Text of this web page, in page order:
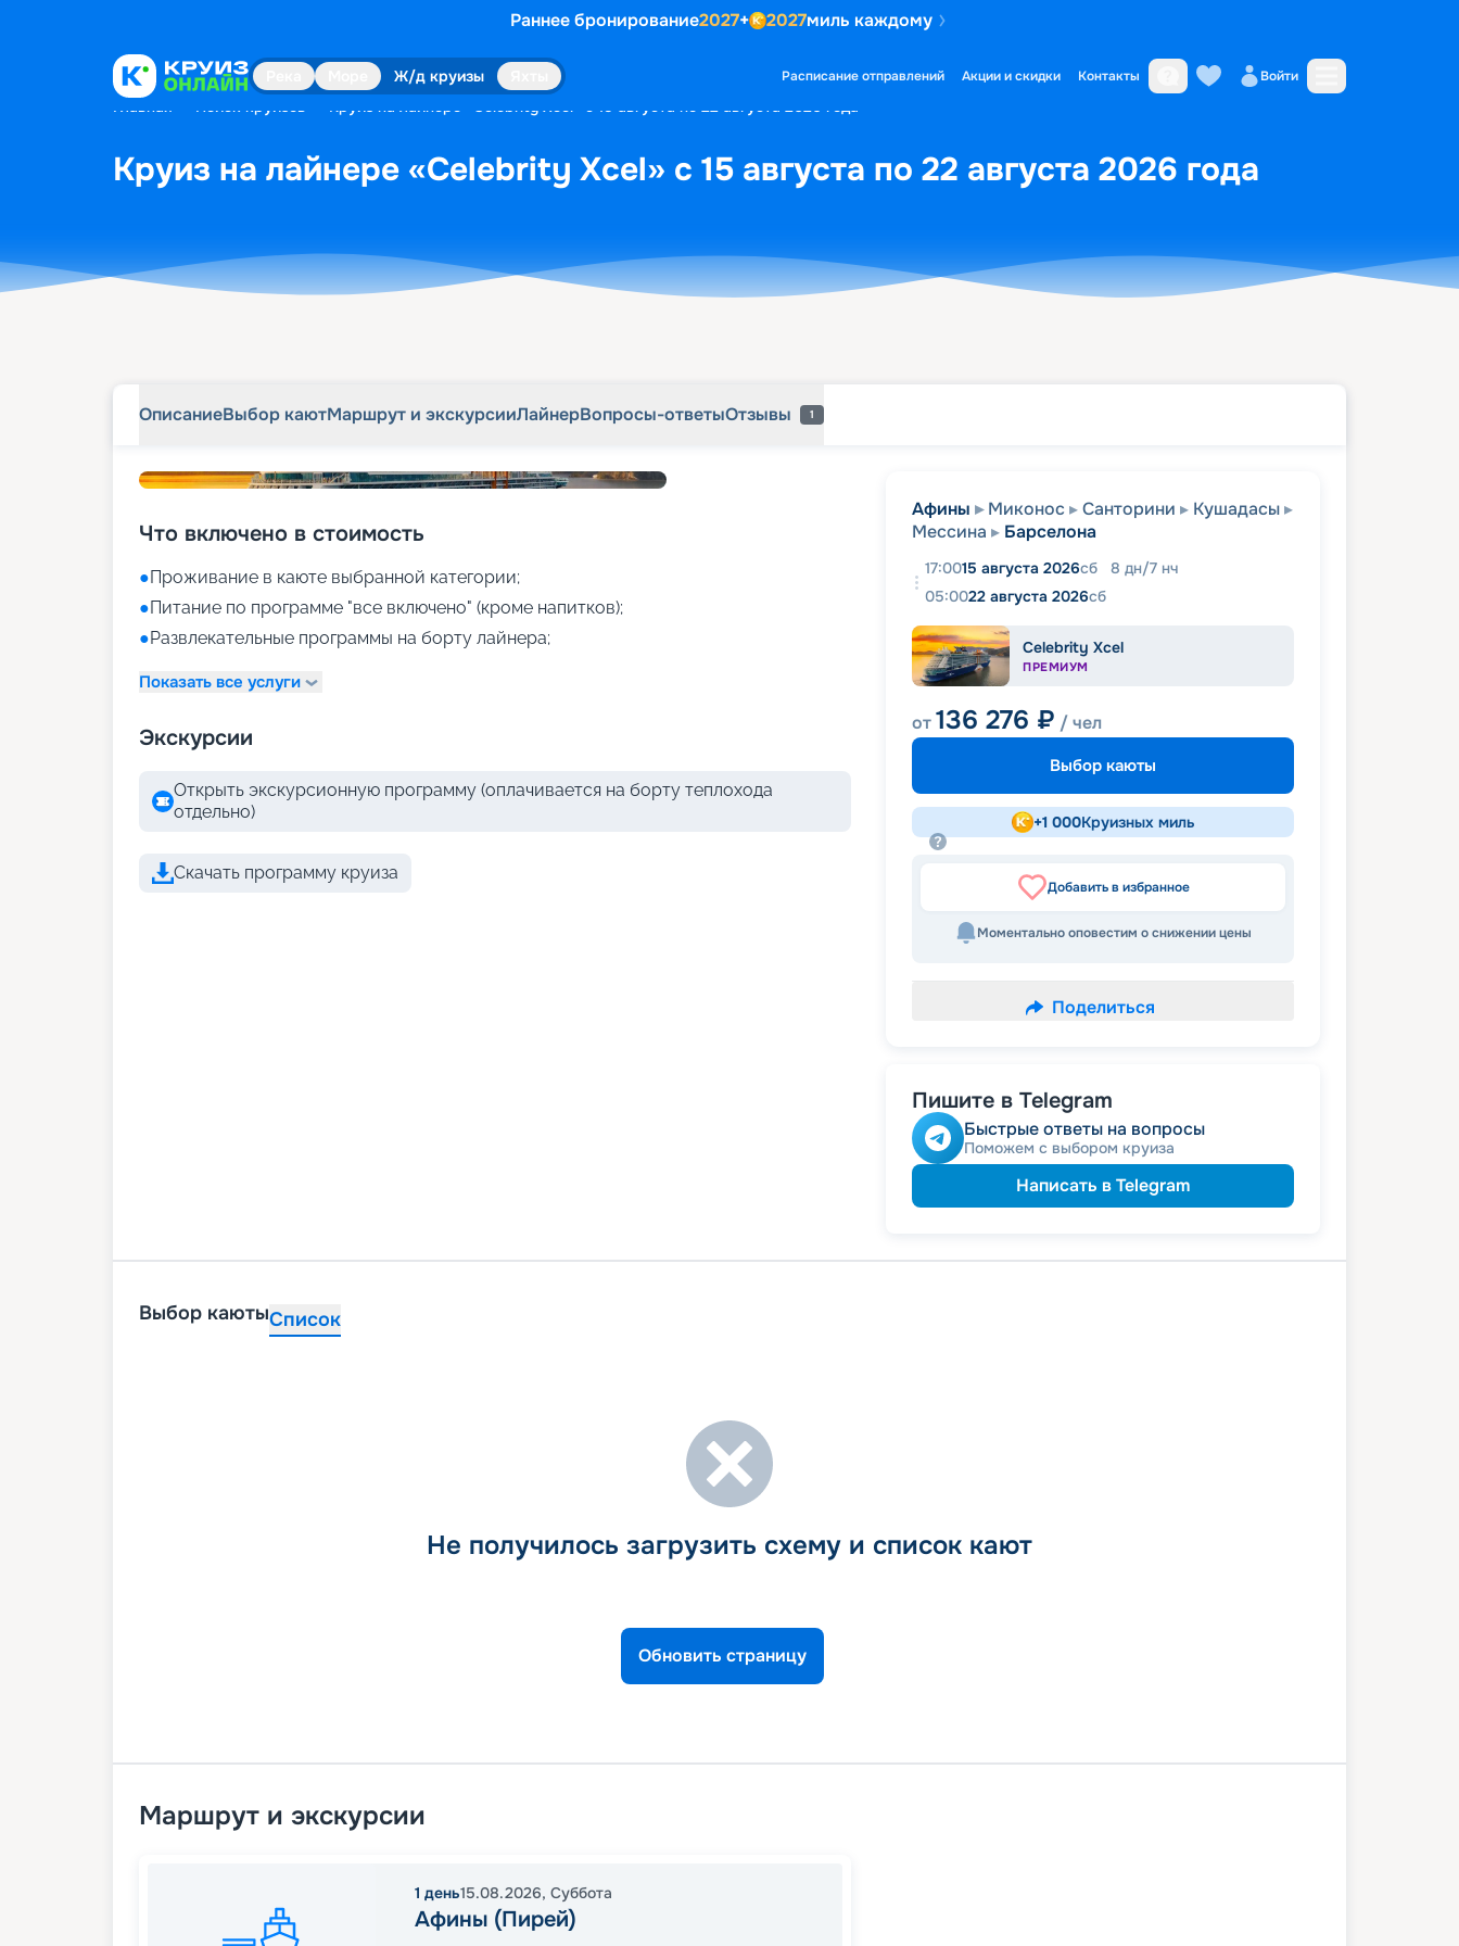
Раннее бронирование2027+ 2027миль каждому
Ж/д круизы Расписание отправлений Акции и скидки Контакты Войти
Главная Поиск круизов Круиз на лайнере «Celebrity Xcel» с 15 августа по 22 августа 2026 года
Круиз на лайнере «Celebrity Xcel» с 15 августа по 22 августа 2026 года
ОписаниеВыбор каютМаршрут и экскурсииЛайнерВопросы-ответыОтзывы 1
Что включено в стоимость
●Проживание в каюте выбранной категории;
●Питание по программе "все включено" (кроме напитков);
●Развлекательные программы на борту лайнера;
Показать все услуги
Экскурсии
Открыть экскурсионную программу (оплачивается на борту теплохода
отдельно)
Скачать программу круиза
Афины Миконос Санторини
Кушадасы
Мессина
Барселона
17:0015 августа 2026сб 8 дн/7 нч
05:0022 августа 2026сб
Celebrity Xcel
ПРЕМИУМ
от136 276 ₽ / чел
Выбор каюты
+1 000Круизных миль
Добавить в избранное
Моментально оповестим о снижении цены
Поделиться
Пишите в Telegram
Быстрые ответы на вопросы
Поможем с выбором круиза
Написать в Telegram
Выбор каютыСписок
Не получилось загрузить схему и список кают
Обновить страницу
Маршрут и экскурсии
1 день15.08.2026, Суббота
Афины (Пирей)